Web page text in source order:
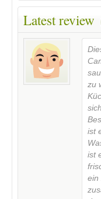
Latest review
zu
ist
ist
ein